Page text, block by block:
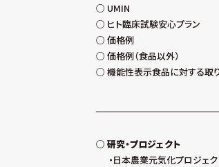
UMIN
ヒト臨床試験安心プラン
価格例
価格例（食品以外）
機能性表示食品に対する取
研究・プロジェクト
日本農業元気化プロジェク